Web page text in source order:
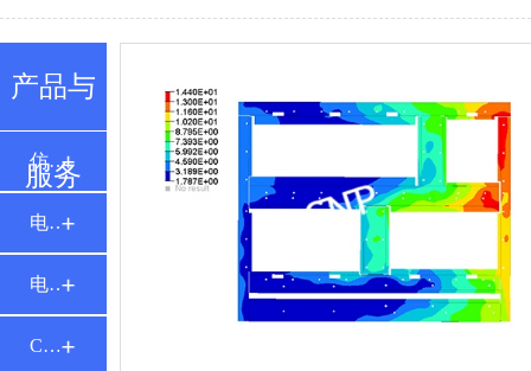
产品与
服务
仿真与工程服务
电池箱体与托盘
电池系统 PACK
CTC智能底盘